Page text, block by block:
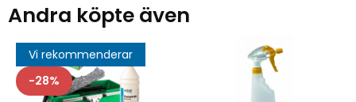
Andra köpte även
Vi rekommenderar
28